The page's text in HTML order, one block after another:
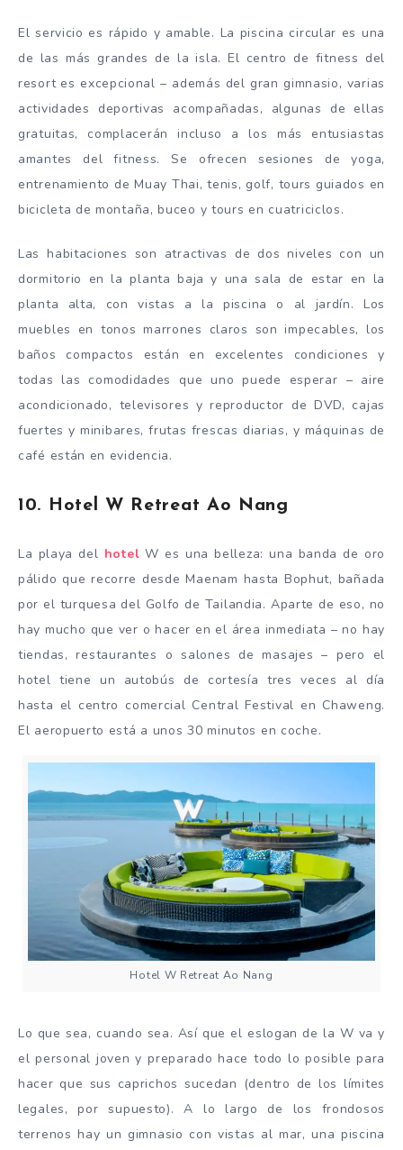
El servicio es rápido y amable. La piscina circular es una
de las más grandes de la isla. El centro de fitness del
resort es excepcional – además del gran gimnasio, varias
actividades deportivas acompañadas, algunas de ellas
gratuitas, complacerán incluso a los más entusiastas
amantes del fitness. Se ofrecen sesiones de yoga,
entrenamiento de Muay Thai, tenis, golf, tours guiados en
bicicleta de montaña, buceo y tours en cuatriciclos.
Las habitaciones son atractivas de dos niveles con un
dormitorio en la planta baja y una sala de estar en la
planta alta, con vistas a la piscina o al jardín. Los
muebles en tonos marrones claros son impecables, los
baños compactos están en excelentes condiciones y
todas las comodidades que uno puede esperar – aire
acondicionado, televisores y reproductor de DVD, cajas
fuertes y minibares, frutas frescas diarias, y máquinas de
café están en evidencia.
10. Hotel W Retreat Ao Nang
La playa del hotel W es una belleza: una banda de oro
pálido que recorre desde Maenam hasta Bophut, bañada
por el turquesa del Golfo de Tailandia. Aparte de eso, no
hay mucho que ver o hacer en el área inmediata – no hay
tiendas, restaurantes o salones de masajes – pero el
hotel tiene un autobús de cortesía tres veces al día
hasta el centro comercial Central Festival en Chaweng.
El aeropuerto está a unos 30 minutos en coche.
Hotel W Retreat Ao Nang
Lo que sea, cuando sea. Así que el eslogan de la W va y
el personal joven y preparado hace todo lo posible para
hacer que sus caprichos sucedan (dentro de los límites
legales, por supuesto). A lo largo de los frondosos
terrenos hay un gimnasio con vistas al mar, una piscina